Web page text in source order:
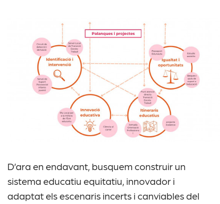
D’ara en endavant, busquem construir un
sistema educatiu equitatiu, innovador i
adaptat els escenaris incerts i canviables del